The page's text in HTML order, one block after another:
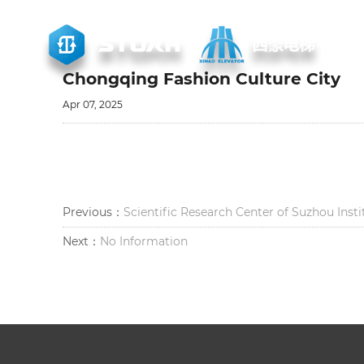
Základní kámen našeho úspěchu
Chongqing Fashion Culture City
Apr 07, 2025
Previous： Scientific Research Center of Suzhou
Next： No Information